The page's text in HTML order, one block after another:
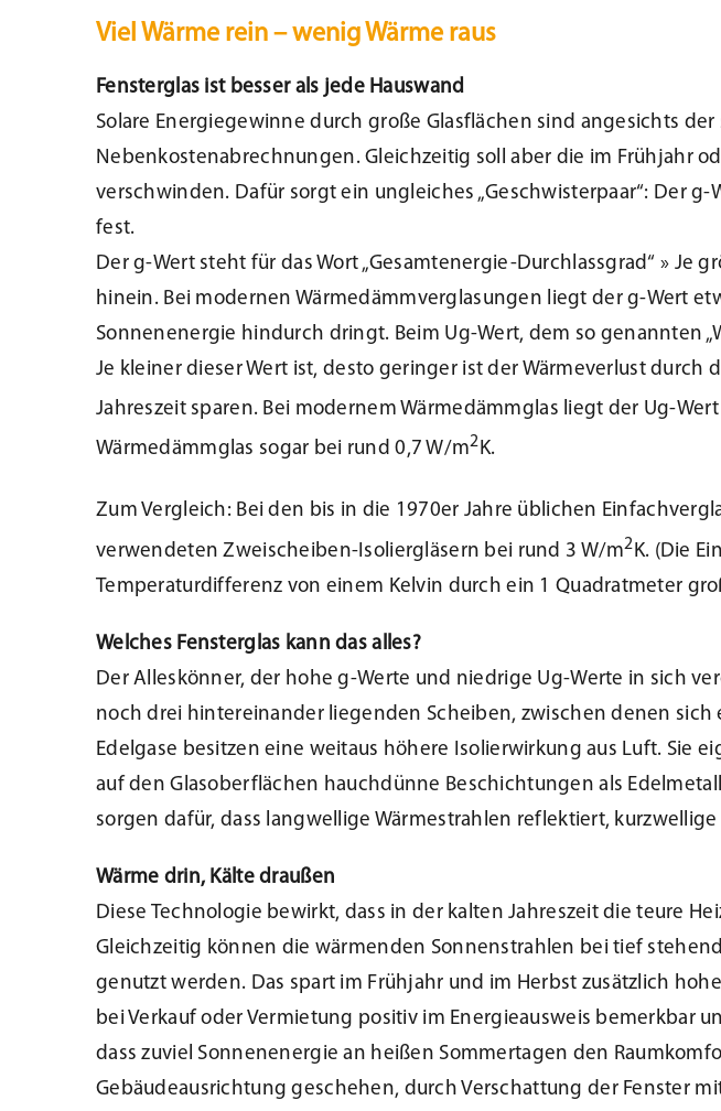
Beschattung
Lesezeichen
Viel Wärme rein – wenig Wärme raus
Fensterglas ist besser als jede Hauswand
Solare Energiegewinne durch große Glasflächen sind angesichts
Nebenkostenabrechnungen. Gleichzeitig soll aber die im Frühjahr
verschwinden. Dafür sorgt ein ungleiches „Geschwisterpaar“: Der
fest.
Der g-Wert steht für das Wort „Gesamtenergie-Durchlassgrad“ » Je
hinein. Bei modernen Wärmedämmverglasungen liegt der g-Wert
Sonnenenergie hindurch dringt. Beim Ug-Wert, dem so genannten
Je kleiner dieser Wert ist, desto geringer ist der Wärmeverlust durch
Jahreszeit sparen. Bei modernem Wärmedämmglas liegt der Ug-
Wärmedämmglas sogar bei rund 0,7 W/m2K.
Zum Vergleich: Bei den bis in die 1970er Jahre üblichen
verwendeten Zweischeiben-Isoliergläsern bei rund 3 W/m2K. (Die
Temperaturdifferenz von einem Kelvin durch ein 1 Quadratmeter
Welches Fensterglas kann das alles?
Der Alleskönner, der hohe g-Werte und niedrige Ug-Werte in sich
noch drei hintereinander liegenden Scheiben, zwischen denen
Edelgase besitzen eine weitaus höhere Isolierwirkung aus Luft. Sie
auf den Glasoberflächen hauchdünne Beschichtungen als
sorgen dafür, dass langwellige Wärmestrahlen reflektiert,
Wärme drin, Kälte draußen
Diese Technologie bewirkt, dass in der kalten Jahreszeit die teure
Gleichzeitig können die wärmenden Sonnenstrahlen bei tief
genutzt werden. Das spart im Frühjahr und im Herbst zusätzlich
bei Verkauf oder Vermietung positiv im Energieausweis bemerkbar
dass zuviel Sonnenenergie an heißen Sommertagen den
Gebäudeausrichtung geschehen, durch Verschattung der Fenster